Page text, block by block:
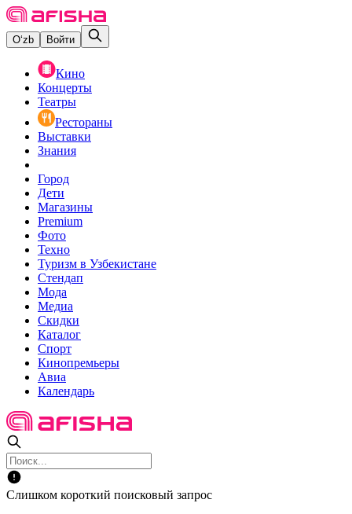
O‘zb Войти
Кино
Концерты
Театры
Рестораны
Выставки
Знания
Город
Дети
Магазины
Premium
Фото
Техно
Туризм в Узбекистане
Стендап
Мода
Медиа
Скидки
Каталог
Спорт
Кинопремьеры
Авиа
Календарь
Слишком короткий поисковый запрос